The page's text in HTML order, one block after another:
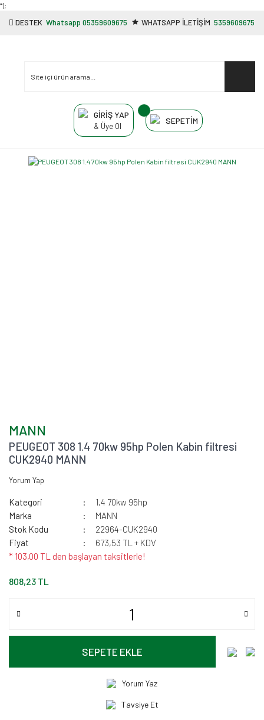
"');
DESTEK Whatsapp 05359609675 WHATSAPP İLETİŞİM 5359609675
GİRİŞ YAP
& Üye Ol
SEPETİM
MANN
PEUGEOT 308 1.4 70kw 95hp Polen Kabin filtresi
CUK2940 MANN
Yorum Yap
Kategori
1.4 70kw 95hp
Marka
MANN
Stok Kodu
22964-CUK2940
Fiyat
673,53 TL + KDV
* 103,00 TL den başlayan taksitlerle!
808,23 TL
SEPETE EKLE
Yorum Yaz
Tavsiye Et